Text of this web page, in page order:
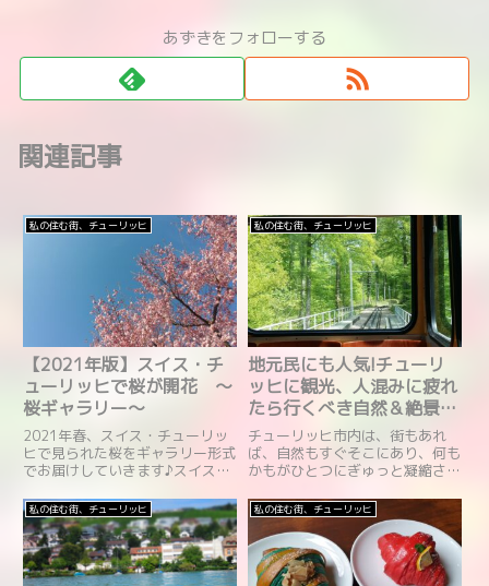
あずきをフォローする
関連記事
私の住む街、チューリッヒ
【2021年版】スイス・チ
ューリッヒで桜が開花 ～
桜ギャラリー～
2021年春、スイス・チューリッ
ヒで見られた桜をギャラリー形式
でお届けしていきます♪スイスに
は3月28日から夏時間（サマータ
イム)となり、それと同時になぜ
か気温も一気に暖かくなりまし
た。３月下旬で20度前後を...
私の住む街、チューリッヒ
地元民にも人気!チューリ
ッヒに観光、人混みに疲れ
たら行くべき自然＆絶景ス
ポット
チューリッヒ市内は、街もあれ
ば、自然もすぐそこにあり、何も
かもがひとつにぎゅっと凝縮され
ヒの中心部を少し離れれば、チュ
ーリッヒ湖以外にもたくさんの自
然が広がります。今回はそんな意
外とたくさんある自然の姿を見て
い...
私の住む街、チューリッヒ 私の住む街、チューリッヒ